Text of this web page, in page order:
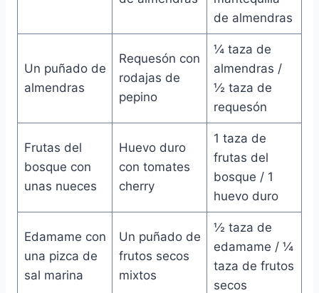
de almendras
Un puñado de
almendras
Requesón con
rodajas de
pepino
¼ taza de
almendras /
½ taza de
requesón
Frutas del
bosque con
unas nueces
Huevo duro
con tomates
cherry
1 taza de
frutas del
bosque / 1
huevo duro
Edamame con
una pizca de
sal marina
Un puñado de
frutos secos
mixtos
½ taza de
edamame / ¼
taza de frutos
secos